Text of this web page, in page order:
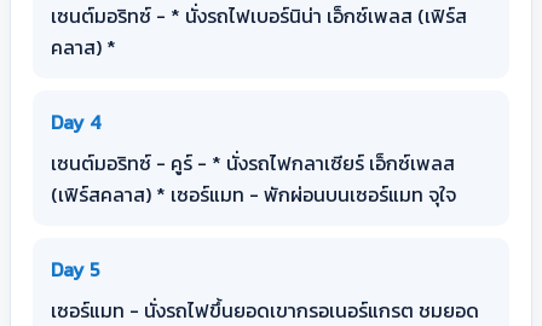
เซนต์มอริทซ์ - * นั่งรถไฟเบอร์นิน่า เอ็กซ์เพลส (เฟิร์ส
คลาส) *
Day 4
เซนต์มอริทซ์ - คูร์ - * นั่งรถไฟกลาเซียร์ เอ็กซ์เพลส
(เฟิร์สคลาส) * เซอร์แมท - พักผ่อนบนเซอร์แมท จุใจ
Day 5
เซอร์แมท - นั่งรถไฟขึ้นยอดเขากรอเนอร์แกรต ชมยอด